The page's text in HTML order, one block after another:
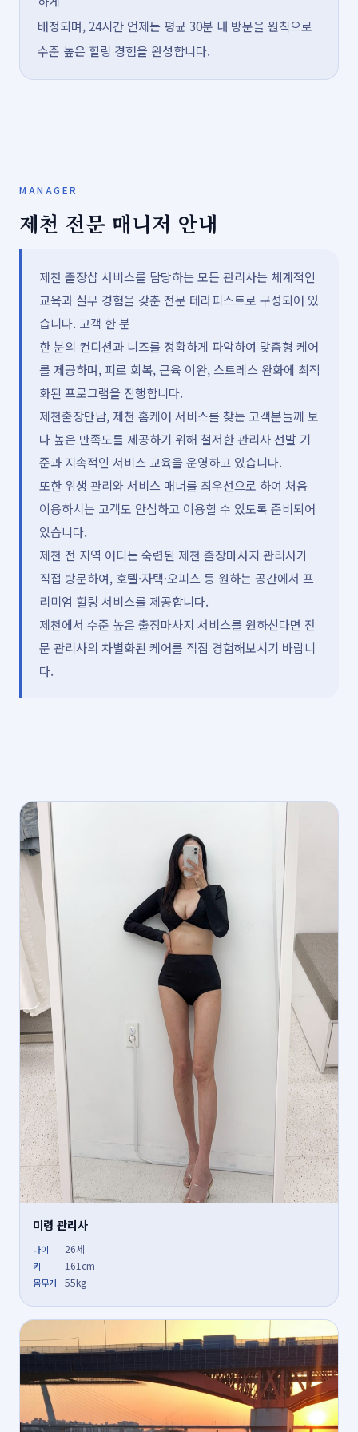
배정되며, 24시간 언제든 평균 30분 내 방문을 원칙으로
수준 높은 힐링 경험을 완성합니다.
MANAGER
제천 전문 매니저 안내
제천 출장샵 서비스를 담당하는 모든 관리사는 체계적인
교육과 실무 경험을 갖춘 전문 테라피스트로 구성되어 있
습니다. 고객 한 분
한 분의 컨디션과 니즈를 정확하게 파악하여 맞춤형 케어
를 제공하며, 피로 회복, 근육 이완, 스트레스 완화에 최적
화된 프로그램을 진행합니다.
제천출장만남, 제천 홈케어 서비스를 찾는 고객분들께 보
다 높은 만족도를 제공하기 위해 철저한 관리사 선발 기
준과 지속적인 서비스 교육을 운영하고 있습니다.
또한 위생 관리와 서비스 매너를 최우선으로 하여 처음
이용하시는 고객도 안심하고 이용할 수 있도록 준비되어
있습니다.
제천 전 지역 어디든 숙련된 제천 출장마사지 관리사가
직접 방문하여, 호텔·자택·오피스 등 원하는 공간에서 프
리미엄 힐링 서비스를 제공합니다.
제천에서 수준 높은 출장마사지 서비스를 원하신다면 전
문 관리사의 차별화된 케어를 직접 경험해보시기 바랍니
다.
제천 매니저
미령 관리사
나이 26세
키 161cm
몸무게 55kg